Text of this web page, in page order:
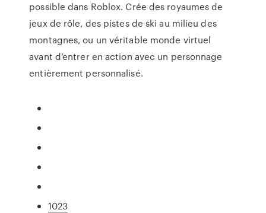
possible dans Roblox. Crée des royaumes de
jeux de rôle, des pistes de ski au milieu des
montagnes, ou un véritable monde virtuel
avant d’entrer en action avec un personnage
entièrement personnalisé.
1023